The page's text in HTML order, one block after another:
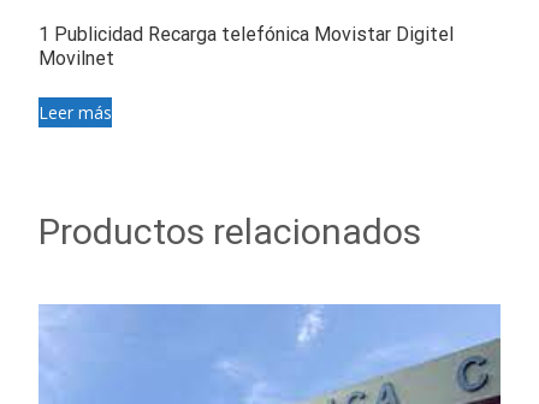
1 Publicidad Recarga telefónica Movistar Digitel
Movilnet
Leer más
Productos relacionados